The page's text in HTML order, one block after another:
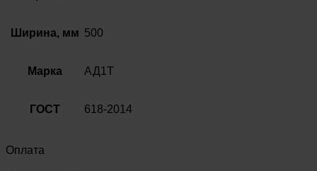
Ширина, мм 500
Марка АД1Т
ГОСТ 618-2014
Оплата